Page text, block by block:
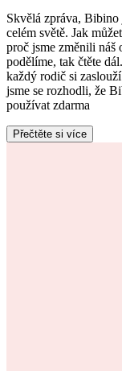
Skvělá zpráva,
celém světě. Jak
proč jsme změnili náš
podělíme, tak čtěte
každý rodič si
jsme se rozhodli, že
používat zdarma
Přečtěte si více